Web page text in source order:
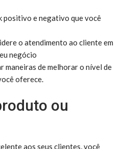
positivo e negativo que você
o atendimento ao cliente em
negócio
maneiras de melhorar o nível de
oferece.
ou
aos seus clientes, você